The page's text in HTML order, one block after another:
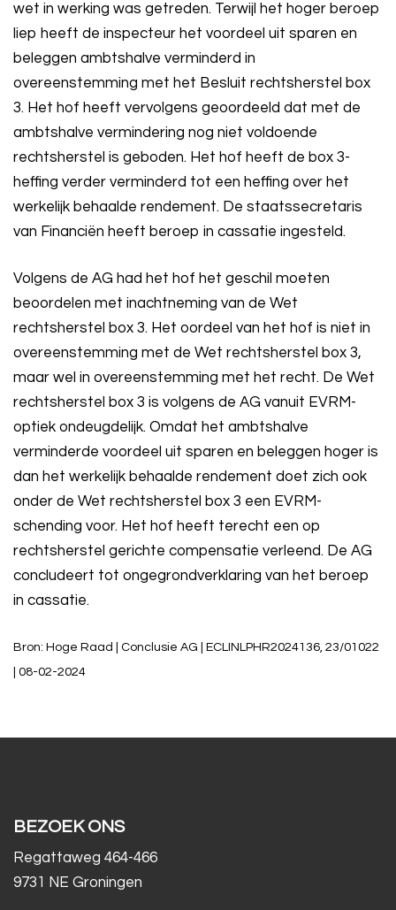
wet in werking was getreden. Terwijl het hoger beroep
liep heeft de inspecteur het voordeel uit sparen en
beleggen ambtshalve verminderd in
overeenstemming met het Besluit rechtsherstel box
3. Het hof heeft vervolgens geoordeeld dat met de
ambtshalve vermindering nog niet voldoende
rechtsherstel is geboden. Het hof heeft de box 3-
heffing verder verminderd tot een heffing over het
werkelijk behaalde rendement. De staatssecretaris
van Financiën heeft beroep in cassatie ingesteld.
Volgens de AG had het hof het geschil moeten
beoordelen met inachtneming van de Wet
rechtsherstel box 3. Het oordeel van het hof is niet in
overeenstemming met de Wet rechtsherstel box 3,
maar wel in overeenstemming met het recht. De Wet
rechtsherstel box 3 is volgens de AG vanuit EVRM-
optiek ondeugdelijk. Omdat het ambtshalve
verminderde voordeel uit sparen en beleggen hoger is
dan het werkelijk behaalde rendement doet zich ook
onder de Wet rechtsherstel box 3 een EVRM-
schending voor. Het hof heeft terecht een op
rechtsherstel gerichte compensatie verleend. De AG
concludeert tot ongegrondverklaring van het beroep
in cassatie.
Bron: Hoge Raad | Conclusie AG | ECLINLPHR2024136, 23/01022
| 08-02-2024
BEZOEK ONS
Regattaweg 464-466
9731 NE Groningen